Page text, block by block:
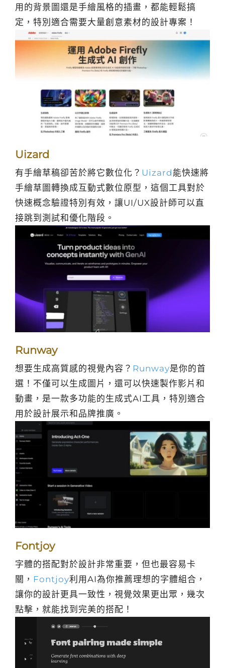
用的背景圖還是手繪風格的插畫，都能輕鬆搞
定，特別適合需要大量創意素材的設計專案！
Uizard
有手繪草稿卻苦於將它數位化？ Uizard 能快速將
手繪草圖轉換成互動式數位原型，這個工具對於
快速概念驗證特別有效，讓UI/UX設計師可以直
接跳到測試和優化階段。
Runway
想要生成高質感的視覺內容？ Runway是你的首
選！不僅可以生成圖片，還可以快速製作影片和
動畫，是一款多功能的生成式AI工具，特別適合
用於設計展示和品牌推廣。
Fontjoy
字體的搭配對於設計非常重要，但也最容易卡
關， Fontjoy利用AI為你推薦理想的字體組合，
讓你的設計更具一致性，視覺效果更出眾，幾次
點擊，就能找到完美的搭配！